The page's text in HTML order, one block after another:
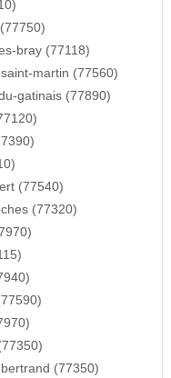
bray (77118)
martin (77560)
gatinais (77890)
(77540)
(77320)
(77350)